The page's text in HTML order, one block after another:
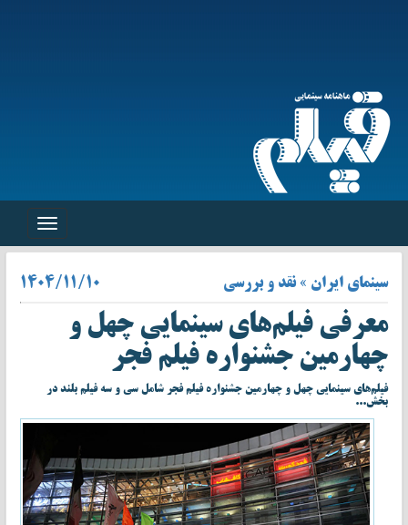
Toggle
سینمای ایران » نقد و بررسی ۱۴۰۴/۱۱/۱۰
معرفی فیلم‌های سینمایی چهل‌ و
چهارمین جشنواره فیلم فجر
فیلم‌های سینمایی چهل‌ و چهارمین جشنواره فیلم فجر شامل سی و سه فیلم بلند در
بخش...